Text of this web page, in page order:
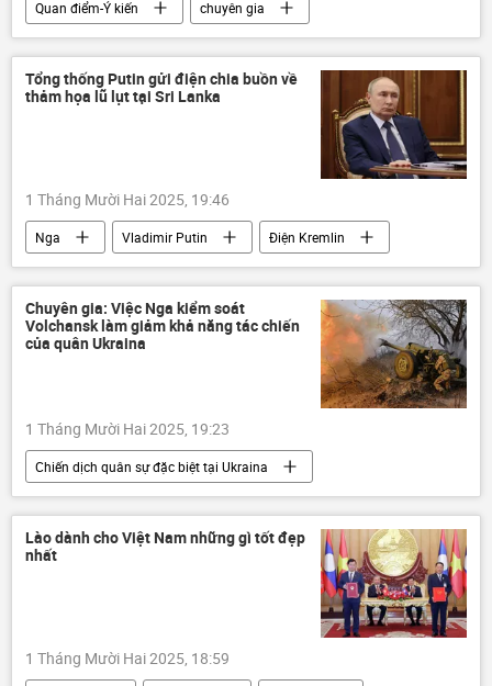
Quan điểm-Ý kiến
chuyên gia
xe tăng "Leopard"
Đức
xe tăng
Châu Âu
Ukraina
Cuộc khủng hoảng ở Ukraina
Tổng thống Putin gửi điện chia buồn về
thảm họa lũ lụt tại Sri Lanka
1 Tháng Mười Hai 2025, 19:46
Nga Vladimir Putin
Điện Kremlin
Sri Lanka
thông tin
Thế giới
thiệt mạng
lũ lụt
cơn bão
Chuyên gia: Việc Nga kiểm soát
Volchansk làm giảm khả năng tác chiến
của quân Ukraina
1 Tháng Mười Hai 2025, 19:23
Chiến dịch quân sự đặc biệt tại Ukraina
Quan điểm-Ý kiến
chuyên gia
Nga
Ukraina
lực lượng vũ trang Nga
lực lượng vũ trang
Quân đội Ukraina
xung đột
Lào dành cho Việt Nam những gì tốt đẹp
nhất
1 Tháng Mười Hai 2025, 18:59